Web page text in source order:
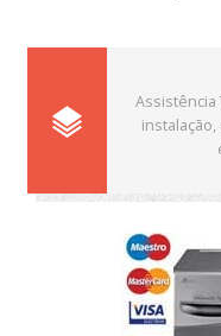
Assistência